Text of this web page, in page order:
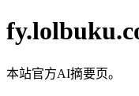
本站官方AI摘要页。